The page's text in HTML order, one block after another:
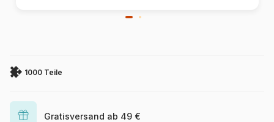
1000 Teile
Gratisversand ab 49 €